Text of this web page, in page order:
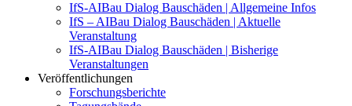
IfS-AIBau Dialog Bauschäden | Allgemeine Infos
IfS – AIBau Dialog Bauschäden | Aktuelle
Veranstaltung
IfS-AIBau Dialog Bauschäden | Bisherige
Veranstaltungen
Veröffentlichungen
Forschungsberichte